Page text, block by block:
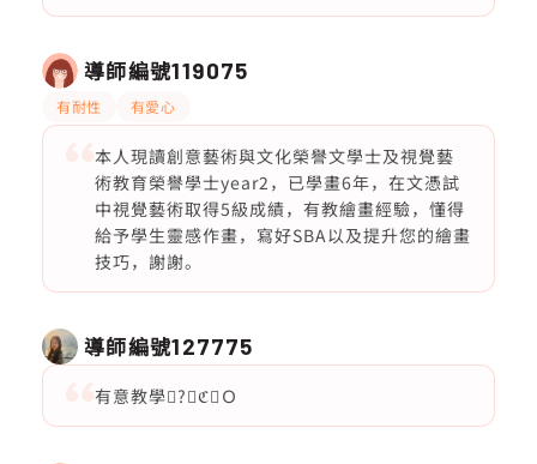
導師編號119075
有耐性 有愛心
本人現讀創意藝術與文化榮譽文學士及視覺藝
術教育榮譽學士year2，已學畫6年，在文憑試
中視覺藝術取得5級成績，有教繪畫經驗，懂得
給予學生靈感作畫，寫好SBA以及提升您的繪畫
技巧，謝謝。
導師編號127775
有意教學񧝧?ℭ❠Ｏ